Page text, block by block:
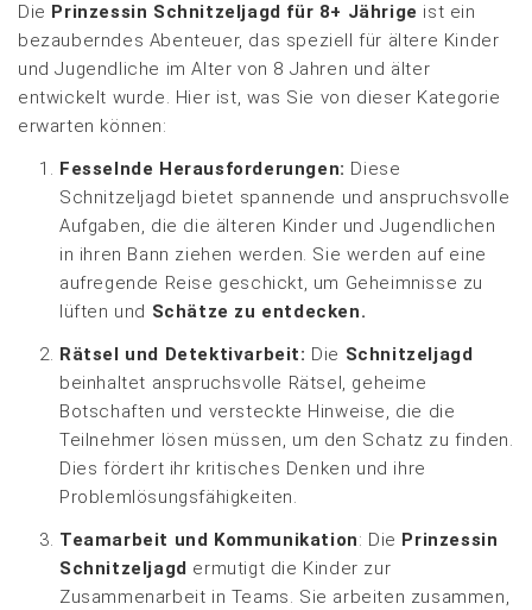
Die Prinzessin Schnitzeljagd für 8+ Jährige ist ein
bezauberndes Abenteuer, das speziell für ältere Kinder
und Jugendliche im Alter von 8 Jahren und älter
entwickelt wurde. Hier ist, was Sie von dieser Kategorie
erwarten können:
Fesselnde Herausforderungen: Diese
Schnitzeljagd bietet spannende und anspruchsvolle
Aufgaben, die die älteren Kinder und Jugendlichen
in ihren Bann ziehen werden. Sie werden auf eine
aufregende Reise geschickt, um Geheimnisse zu
lüften und Schätze zu entdecken.
Rätsel und Detektivarbeit: Die Schnitzeljagd
beinhaltet anspruchsvolle Rätsel, geheime
Botschaften und versteckte Hinweise, die die
Teilnehmer lösen müssen, um den Schatz zu finden.
Dies fördert ihr kritisches Denken und ihre
Problemlösungsfähigkeiten.
Teamarbeit und Kommunikation: Die Prinzessin
Schnitzeljagd ermutigt die Kinder zur
Zusammenarbeit in Teams. Sie arbeiten zusammen,